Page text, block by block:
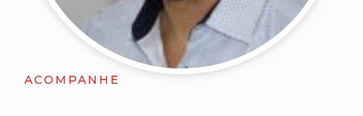
ACOMPANHE